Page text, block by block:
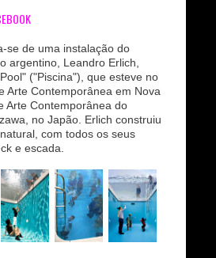
se de uma instalação do
argentino, Leandro Erlich,
("Piscina"), que esteve no
Arte Contemporânea em Nova
Arte Contemporânea do
no Japão. Erlich construiu
com todos os seus
e escada.